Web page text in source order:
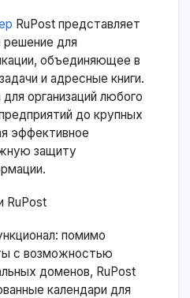
RuPost представляет
для
объединяющее в
и адресные книги.
организаций любого
до крупных
эффективное
защиту
RuPost
помимо
с возможностью
доменов, RuPost
календари для